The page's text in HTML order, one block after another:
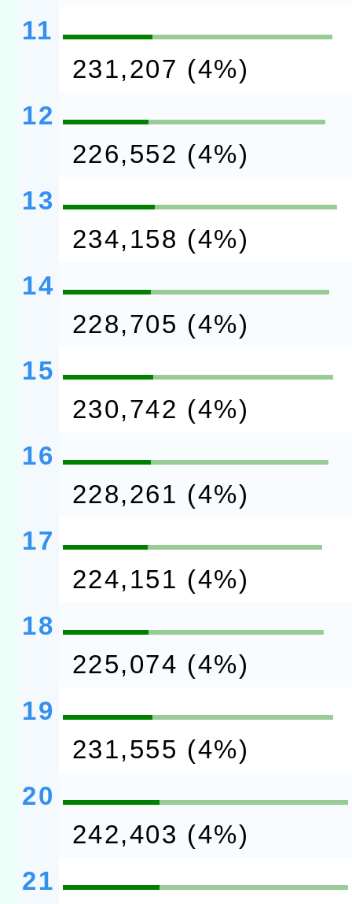
11
231,207 (4%)
12
226,552 (4%)
13
234,158 (4%)
14
228,705 (4%)
15
230,742 (4%)
16
228,261 (4%)
17
224,151 (4%)
18
225,074 (4%)
19
231,555 (4%)
20
242,403 (4%)
21